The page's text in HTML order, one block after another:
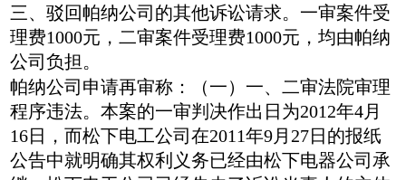
三、驳回帕纳公司的其他诉讼请求。一审案件受
理费1000元，二审案件受理费1000元，均由帕纳
公司负担。
帕纳公司申请再审称：（一）一、二审法院审理
程序违法。本案的一审判决作出日为2012年4月
16日，而松下电工公司在2011年9月27日的报纸
公告中就明确其权利义务已经由松下电器公司承